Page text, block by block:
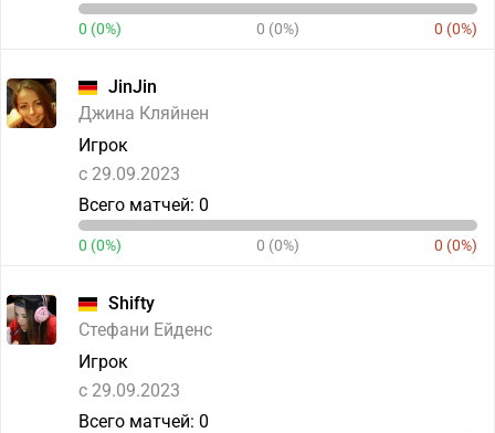
0 (0%) 0 (0%) 0 (0%)
JinJin
Джина Кляйнен
Игрок
c 29.09.2023
Всего матчей: 0
0 (0%) 0 (0%) 0 (0%)
Shifty
Стефани Ейденс
Игрок
c 29.09.2023
Всего матчей: 0